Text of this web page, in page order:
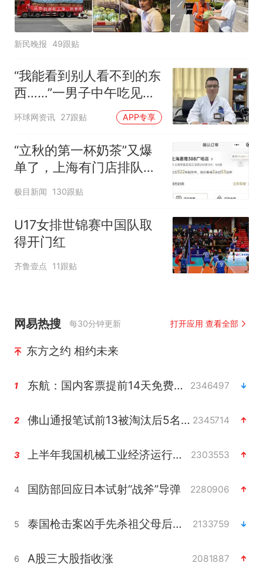
新民晚报 49跟贴
“我能看到别人看不到的东
西……”一男子中午吃见手
青没事，晚上再吃却出现
幻觉被紧急送医！
环球网资讯 27跟贴 APP专享
“立秋的第一杯奶茶”又爆
单了，上海有门店排队超
500杯，店员：今天奶茶
时
极目新闻 130跟贴
U17女排世锦赛中国队取
得开门红
齐鲁壹点 11跟贴
网易热搜 每30分钟更新 打开应用 查看全部
东方之约 相约未来
1 东航：国内客票提前14天免费退改 2346497
2 佛山通报笔试前13被淘汰后5名进体检 2345714
3 上半年我国机械工业经济运行稳中有进 2303553
4 国防部回应日本试射“战斧”导弹 2280906
5 泰国枪击案凶手先杀祖父母后行凶 2133759
6 A股三大股指收涨 2081887